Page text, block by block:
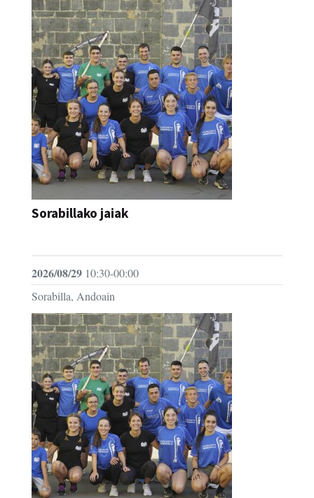
Sorabillako jaiak
2026/08/29 10:30-00:00
Sorabilla, Andoain